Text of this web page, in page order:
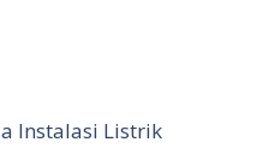
Instalasi Listrik